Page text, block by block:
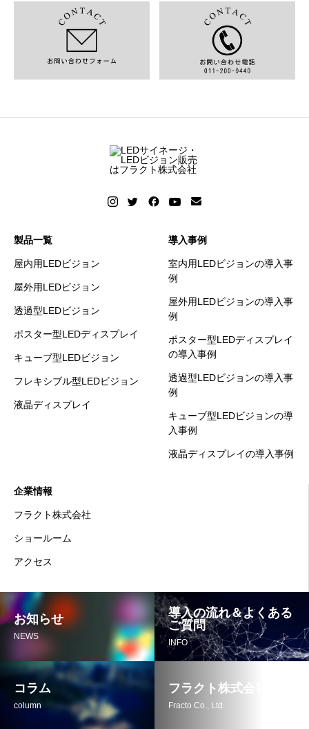
製品一覧
屋内用LEDビジョン
屋外用LEDビジョン
透過型LEDビジョン
ポスター型LEDディスプレイ
キューブ型LEDビジョン
フレキシブル型LEDビジョン
液晶ディスプレイ
導入事例
室内用LEDビジョンの導入事
例
屋外用LEDビジョンの導入事
例
ポスター型LEDディスプレイ
の導入事例
透過型LEDビジョンの導入事
例
キューブ型LEDビジョンの導
入事例
液晶ディスプレイの導入事例
企業情報
フラクト株式会社
ショールーム
アクセス
お知らせ
NEWS
導入の流れ＆よくある
ご質問
INFO
コラム
column
フラクト株式会社
Fracto Co., Ltd.